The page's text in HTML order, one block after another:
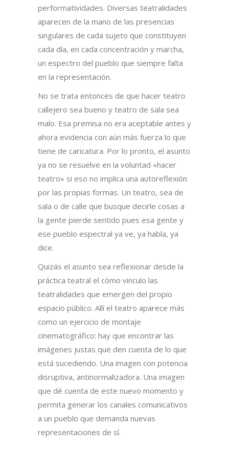
performatividades. Diversas teatralidades
aparecen de la mano de las presencias
singulares de cada sujeto que constituyen
cada día, en cada concentración y marcha,
un espectro del pueblo que siempre falta
en la representación.
No se trata entonces de que hacer teatro
callejero sea bueno y teatro de sala sea
malo. Esa premisa no era aceptable antes y
ahora evidencia con aún más fuerza lo que
tiene de caricatura. Por lo pronto, el asunto
ya no se resuelve en la voluntad «hacer
teatro» si eso no implica una autoreflexión
por las propias formas. Un teatro, sea de
sala o de calle que busque decirle cosas a
la gente pierde sentido pues esa gente y
ese pueblo espectral ya ve, ya habla, ya
dice.
Quizás el asunto sea reflexionar desde la
práctica teatral el cómo vinculo las
teatralidades que emergen del propio
espacio público. Allí el teatro aparece más
como un ejercicio de montaje
cinematográfico: hay que encontrar las
imágenes justas que den cuenta de lo que
está sucediendo. Una imagen con potencia
disruptiva, antinormalizadora. Una imagen
que dé cuenta de este nuevo momento y
permita generar los canales comunicativos
a un pueblo que demanda nuevas
representaciones de sí.